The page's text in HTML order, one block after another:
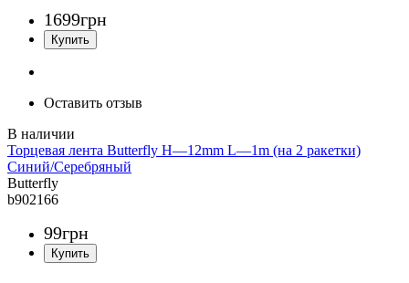
1699грн
Оставить отзыв
Торцевая лента Butterfly H—12mm L—1m (на 2 ракетки)
Синий/Серебряный
Butterfly
b902166
99грн